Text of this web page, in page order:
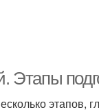
Этапы
этапов,